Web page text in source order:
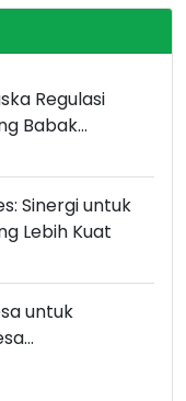
Regulasi
Babak
Sinergi untuk
Lebih Kuat
untuk